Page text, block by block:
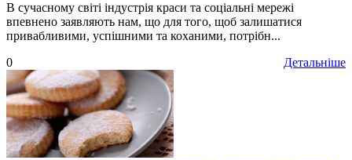
В сучасному світі індустрія краси та соціальні мережі
впевнено заявляють нам, що для того, щоб залишатися
привабливими, успішними та коханими, потрібн...
Детальніше
0